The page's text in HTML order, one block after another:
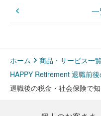
ホーム 商品・サービス一
HAPPY Retirement 退職前
退職後の税金・社会保険で